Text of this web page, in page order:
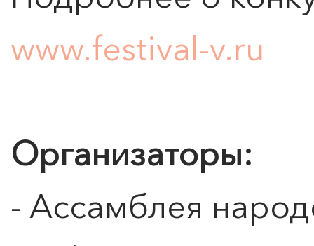
www.festival-v.ru
Организаторы:
- Ассамблея